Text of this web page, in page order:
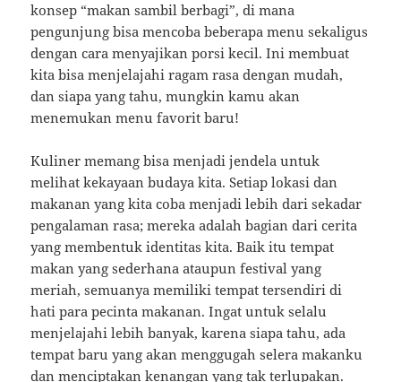
konsep “makan sambil berbagi”, di mana
pengunjung bisa mencoba beberapa menu sekaligus
dengan cara menyajikan porsi kecil. Ini membuat
kita bisa menjelajahi ragam rasa dengan mudah,
dan siapa yang tahu, mungkin kamu akan
menemukan menu favorit baru!
Kuliner memang bisa menjadi jendela untuk
melihat kekayaan budaya kita. Setiap lokasi dan
makanan yang kita coba menjadi lebih dari sekadar
pengalaman rasa; mereka adalah bagian dari cerita
yang membentuk identitas kita. Baik itu tempat
makan yang sederhana ataupun festival yang
meriah, semuanya memiliki tempat tersendiri di
hati para pecinta makanan. Ingat untuk selalu
menjelajahi lebih banyak, karena siapa tahu, ada
tempat baru yang akan menggugah selera makanku
dan menciptakan kenangan yang tak terlupakan.